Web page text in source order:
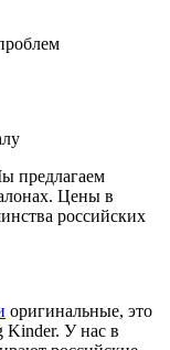
предлагаем
Цены в
российских
оригинальные, это
Kinder. У нас в